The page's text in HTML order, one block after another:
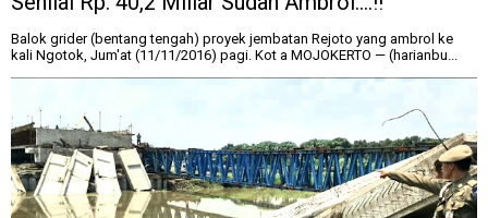
Balok grider (bentang tengah) proyek jembatan Rejoto yang ambrol ke
kali Ngotok, Jum'at (11/11/2016) pagi. Kot a MOJOKERTO — (harianbu...